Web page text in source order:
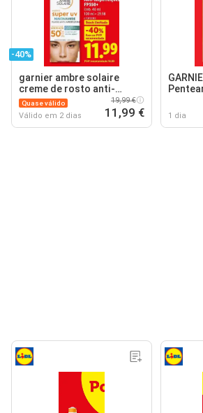
-40%
garnier ambre solaire
creme de rosto anti-
imperfeições
Quase válido
Válido em 2 dias
19,99 €
11,99 € 1 dia